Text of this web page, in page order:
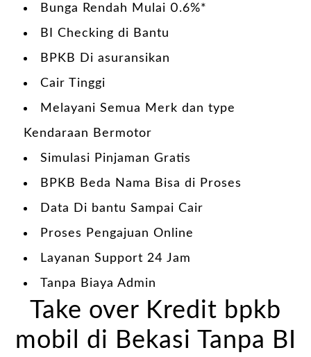
Bunga Rendah Mulai 0.6%*
BI Checking di Bantu
BPKB Di asuransikan
Cair Tinggi
Melayani Semua Merk dan type
Kendaraan Bermotor
Simulasi Pinjaman Gratis
BPKB Beda Nama Bisa di Proses
Data Di bantu Sampai Cair
Proses Pengajuan Online
Layanan Support 24 Jam
Tanpa Biaya Admin
Take over Kredit bpkb
mobil di Bekasi Tanpa BI